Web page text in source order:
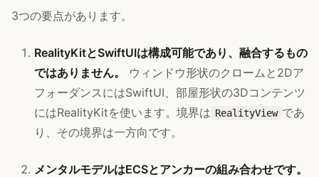
3つの要点があります。
RealityKitとSwiftUIは構成可能であり、融合するもの
ではありません。
ウィンドウ形状のクロームと2Dア
フォーダンスにはSwiftUI、部屋形状の3Dコンテンツ
にはRealityKitを使います。境界は RealityView であ
り、その境界は一方向です。
メンタルモデルはECSとアンカーの組み合わせです。